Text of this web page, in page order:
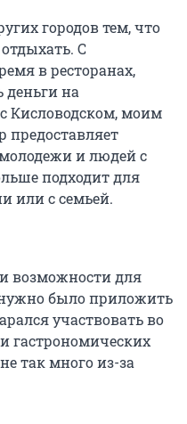
городов тем, что
С
в ресторанах,
деньги на
Кисловодском, моим
предоставляет
и людей с
подходит для
или с семьей.
возможности для
нужно было приложить
участвовать во
гастрономических
так много из-за